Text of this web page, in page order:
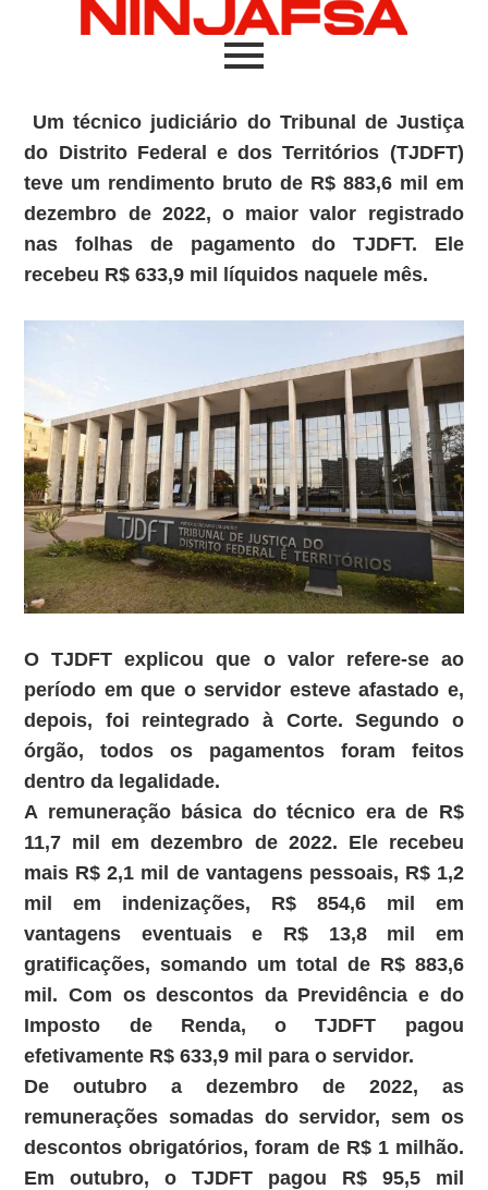
Um técnico judiciário do Tribunal de Justiça
do Distrito Federal e dos Territórios (TJDFT)
teve um rendimento bruto de R$ 883,6 mil em
dezembro de 2022, o maior valor registrado
nas folhas de pagamento do TJDFT. Ele
recebeu R$ 633,9 mil líquidos naquele mês.
O TJDFT explicou que o valor refere-se ao
período em que o servidor esteve afastado e,
depois, foi reintegrado à Corte. Segundo o
órgão, todos os pagamentos foram feitos
dentro da legalidade.
A remuneração básica do técnico era de R$
11,7 mil em dezembro de 2022. Ele recebeu
mais R$ 2,1 mil de vantagens pessoais, R$ 1,2
mil em indenizações, R$ 854,6 mil em
vantagens eventuais e R$ 13,8 mil em
gratificações, somando um total de R$ 883,6
mil. Com os descontos da Previdência e do
Imposto de Renda, o TJDFT pagou
efetivamente R$ 633,9 mil para o servidor.
De outubro a dezembro de 2022, as
remunerações somadas do servidor, sem os
descontos obrigatórios, foram de R$ 1 milhão.
Em outubro, o TJDFT pagou R$ 95,5 mil